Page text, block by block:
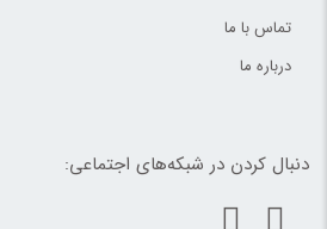
تماس با ما
درباره ما
دنبال کردن در شبکه‌های اجتماعی: